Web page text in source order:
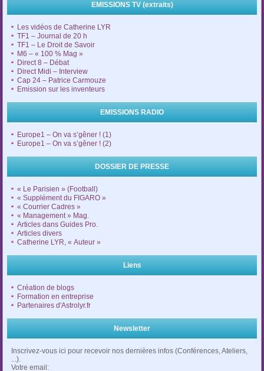
EMISSIONS TV (extraits)
Les vidéos de Catherine LYR
TF1 – Journal de 20 h
TF1 – Le Droit de Savoir
M6 – « 100 % Mag »
Direct 8 – Débat
Direct Midi – Interview
Cap 24 – Patrice Carmouze
Emission sur les inventeurs
EMISSIONS RADIO
Europe1 – On va s’gêner ! (1)
Europe1 – On va s’gêner ! (2)
DOSSIER DE PRESSE
« Le Parisien » (Football)
« Supplément du FIGARO »
« Courrier Cadres »
« Management » Mag.
Articles dans Guides Pro.
Articles divers
Catherine LYR, « Auteur »
Liens
Création de blogs
Formation en entreprise
Partenaires d'Astrolyr.fr
Newsletter
Inscrivez-vous ici pour recevoir nos dernières infos (Conférences, Ateliers,
...).
Votre email: